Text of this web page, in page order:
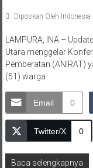
Diposkan Oleh:Indonesia
LAMPURA, INA –
Utara menggelar
Pemberatan (ANIRAT)
(51) warga
Email 0
Twitter/X 0
Baca selengkapnya